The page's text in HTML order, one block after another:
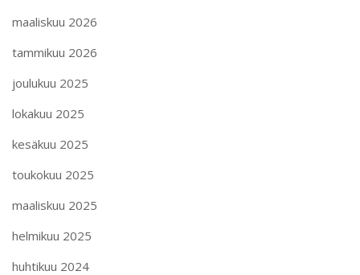
maaliskuu 2026
tammikuu 2026
joulukuu 2025
lokakuu 2025
kesäkuu 2025
toukokuu 2025
maaliskuu 2025
helmikuu 2025
huhtikuu 2024